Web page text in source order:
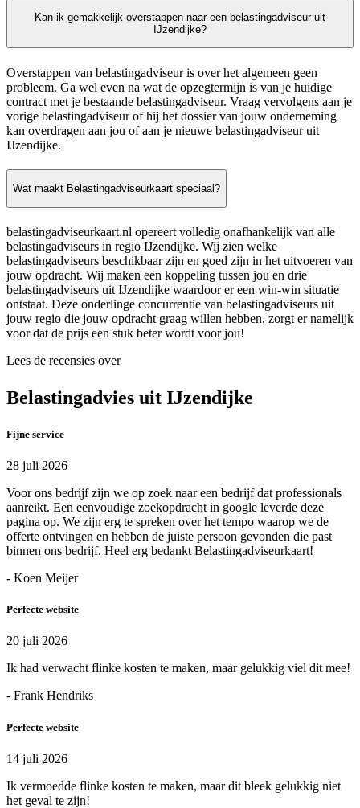
Kan ik gemakkelijk overstappen naar een belastingadviseur uit
IJzendijke?
Overstappen van belastingadviseur is over het algemeen geen
probleem. Ga wel even na wat de opzegtermijn is van je huidige
contract met je bestaande belastingadviseur. Vraag vervolgens aan je
vorige belastingadviseur of hij het dossier van jouw onderneming
kan overdragen aan jou of aan je nieuwe belastingadviseur uit
IJzendijke.
Wat maakt Belastingadviseurkaart speciaal?
belastingadviseurkaart.nl opereert volledig onafhankelijk van alle
belastingadviseurs in regio IJzendijke. Wij zien welke
belastingadviseurs beschikbaar zijn en goed zijn in het uitvoeren van
jouw opdracht. Wij maken een koppeling tussen jou en drie
belastingadviseurs uit IJzendijke waardoor er een win-win situatie
ontstaat. Deze onderlinge concurrentie van belastingadviseurs uit
jouw regio die jouw opdracht graag willen hebben, zorgt er namelijk
voor dat de prijs een stuk beter wordt voor jou!
Lees de recensies over
Belastingadvies uit IJzendijke
Fijne service
28 juli 2026
Voor ons bedrijf zijn we op zoek naar een bedrijf dat professionals
aanreikt. Een eenvoudige zoekopdracht in google leverde deze
pagina op. We zijn erg te spreken over het tempo waarop we de
offerte ontvingen en hebben de juiste persoon gevonden die past
binnen ons bedrijf. Heel erg bedankt Belastingadviseurkaart!
- Koen Meijer
Perfecte website
20 juli 2026
Ik had verwacht flinke kosten te maken, maar gelukkig viel dit mee!
- Frank Hendriks
Perfecte website
14 juli 2026
Ik vermoedde flinke kosten te maken, maar dit bleek gelukkig niet
het geval te zijn!